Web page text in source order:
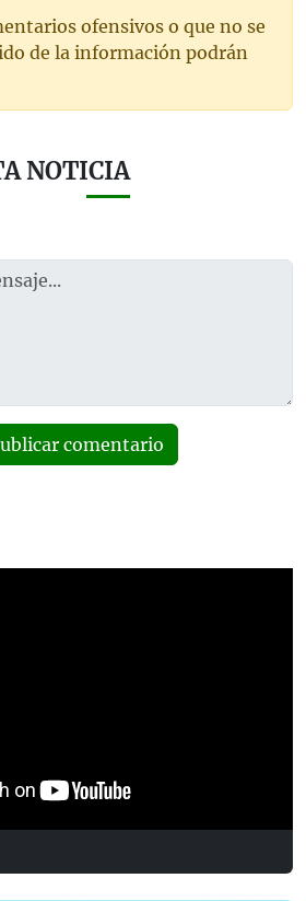
ofensivos o que no se
de la información podrán
NOTICIA
comentario